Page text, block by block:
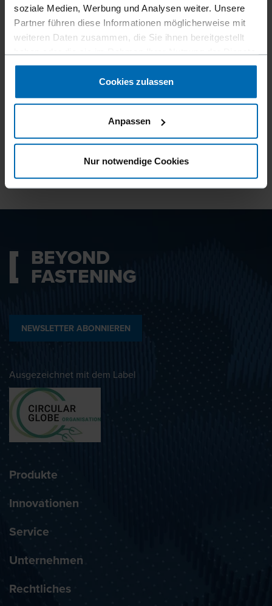
soziale Medien, Werbung und Analysen weiter. Unsere
Partner führen diese Informationen möglicherweise mit
weiteren Daten zusammen, die Sie ihnen bereitgestellt
gesammelt haben.
Cookies zulassen
Anpassen
Nur notwendige Cookies
Datenschutzbestimmungen
BEYOND
FASTENING
NEWSLETTER ABONNIEREN
Ausgezeichnet mit dem Label
Produkte
Innovationen
Service
Unternehmen
Rechtliches